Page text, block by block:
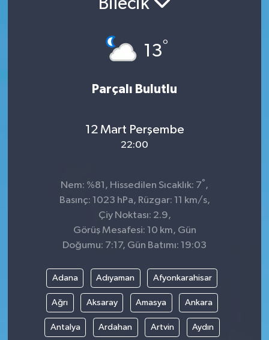
Bilecik
13°
Parçalı Bulutlu
12 Mart Perşembe
22:00
Nem: %81, Hissedilen Sıcaklık: 7° ,
Basınç: 1023 hPa, Rüzgar: 11 km/s,
Çiy Noktası: 2.9,
Görüş Mesafesi: 10 km, Gün
Doğumu: 7:17, Gün Batımı: 19:03
Adana Adıyaman Afyonkarahisar
Ağrı Aksaray Amasya Ankara
Antalya Ardahan Artvin Aydın